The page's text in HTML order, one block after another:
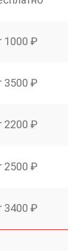
1000 ₽
3500 ₽
2200 ₽
2500 ₽
3400 ₽